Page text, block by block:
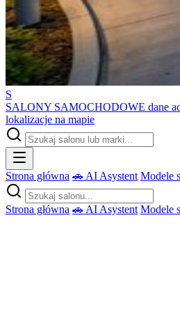
S
SALONY SAMOCHODOWE dane
lokalizacje na mapie
Strona główna 🚗 AI Asystent Modele
Strona główna 🚗 AI Asystent Modele